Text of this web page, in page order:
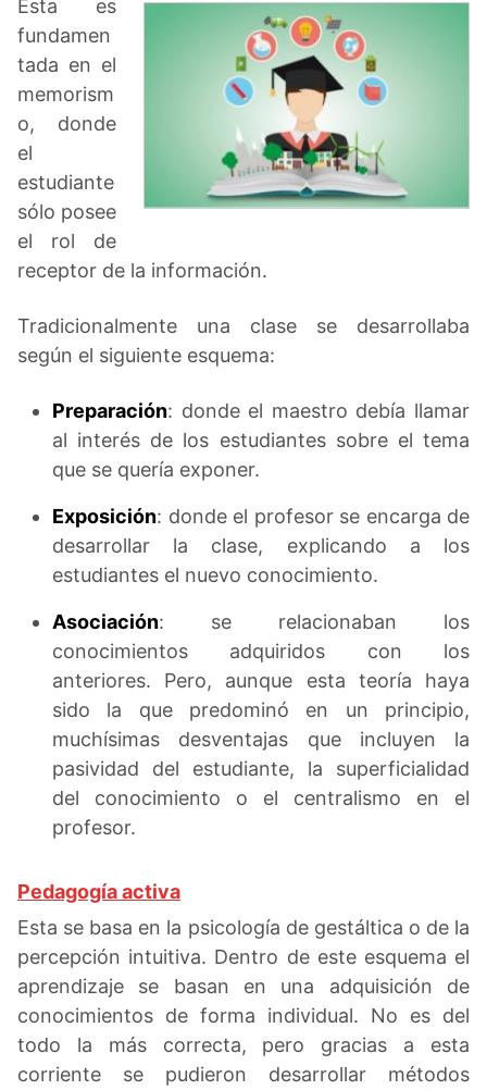
Esta es
fundamen
tada en el
memorism
o, donde
el
estudiante
sólo posee
el rol de
receptor de la información.
Tradicionalmente una clase se desarrollaba
según el siguiente esquema:
Preparación: donde el maestro debía llamar
al interés de los estudiantes sobre el tema
que se quería exponer.
Exposición: donde el profesor se encarga de
desarrollar la clase, explicando a los
estudiantes el nuevo conocimiento.
Asociación: se relacionaban los
conocimientos adquiridos con los
anteriores. Pero, aunque esta teoría haya
sido la que predominó en un principio,
muchísimas desventajas que incluyen la
pasividad del estudiante, la superficialidad
del conocimiento o el centralismo en el
profesor.
Pedagogía activa
Esta se basa en la psicología de gestáltica o de la
percepción intuitiva. Dentro de este esquema el
aprendizaje se basan en una adquisición de
conocimientos de forma individual. No es del
todo la más correcta, pero gracias a esta
corriente se pudieron desarrollar métodos